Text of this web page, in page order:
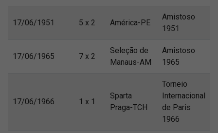
17/06/1951 5 x 2 América-PE
Amistoso
1951
17/06/1965 7 x 2
Seleção de
Manaus-AM
Amistoso
1965
17/06/1966 1 x 1
Sparta
Praga-TCH
Torneio
Internacional
de Paris
1966